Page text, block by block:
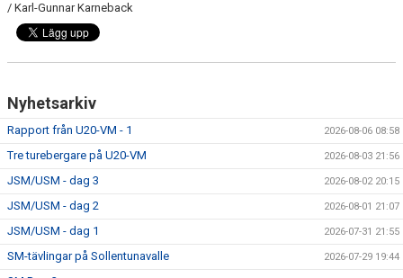
/ Karl-Gunnar Karneback
Nyhetsarkiv
Rapport från U20-VM - 1 2026-08-06 08:58
Tre turebergare på U20-VM 2026-08-03 21:56
JSM/USM - dag 3 2026-08-02 20:15
JSM/USM - dag 2 2026-08-01 21:07
JSM/USM - dag 1 2026-07-31 21:55
SM-tävlingar på Sollentunavalle 2026-07-29 19:44